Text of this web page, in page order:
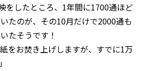
をしたところ、1年間に1700通ほど
たのが、その10月だけで2000通も
たそうです！
をお焚き上げしますが、すでに1万